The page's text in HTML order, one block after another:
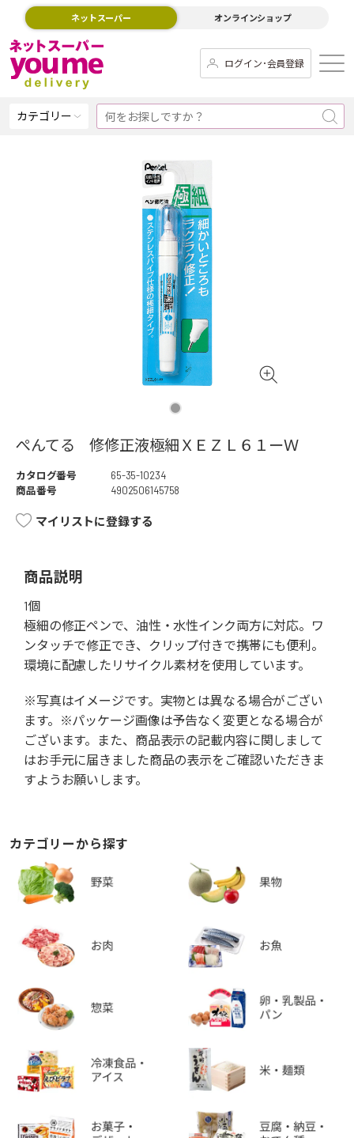
ネットスーパー オンラインショップ
ログイン･会員登録
カテゴリー
ぺんてる 修修正液極細ＸＥＺＬ６１ーＷ
カタログ番号
65-35-10234
商品番号
4902506145758
マイリストに登録する
商品説明
1個
極細の修正ペンで、油性・水性インク両方に対応。ワ
ンタッチで修正でき、クリップ付きで携帯にも便利。
環境に配慮したリサイクル素材を使用しています。
※写真はイメージです。実物とは異なる場合がござい
ます。※パッケージ画像は予告なく変更となる場合が
ございます。また、商品表示の記載内容に関しまして
はお手元に届きました商品の表示をご確認いただきま
すようお願いします。
カテゴリーから探す